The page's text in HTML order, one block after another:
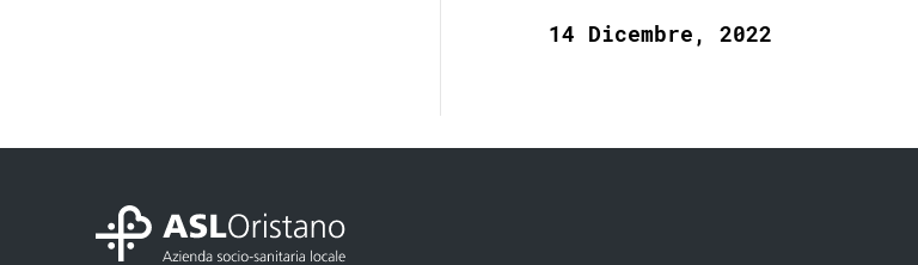
14 Dicembre, 2022